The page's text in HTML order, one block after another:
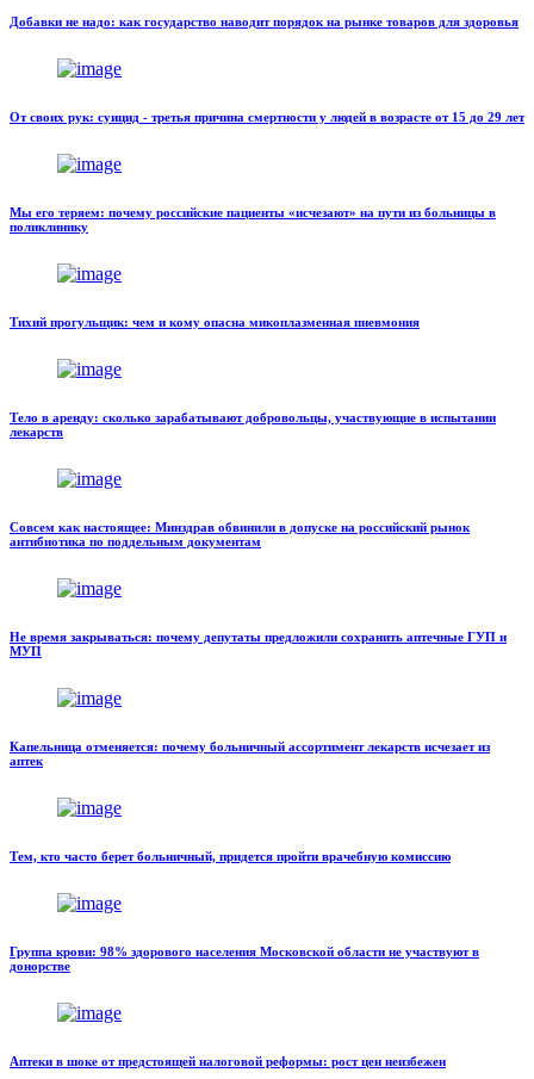
Добавки не надо: как государство наводит порядок на рынке товаров для здоровья
От своих рук: суицид - третья причина смертности у людей в возрасте от 15 до 29 лет
Мы его теряем: почему российские пациенты «исчезают» на пути из больницы в
поликлинику
Тихий прогульщик: чем и кому опасна микоплазменная пневмония
Тело в аренду: сколько зарабатывают добровольцы, участвующие в испытании
лекарств
Совсем как настоящее: Минздрав обвинили в допуске на российский рынок
антибиотика по поддельным документам
Не время закрываться: почему депутаты предложили сохранить аптечные ГУП и
МУП
Капельница отменяется: почему больничный ассортимент лекарств исчезает из
аптек
Тем, кто часто берет больничный, придется пройти врачебную комиссию
Группа крови: 98% здорового населения Московской области не участвуют в
донорстве
Аптеки в шоке от предстоящей налоговой реформы: рост цен неизбежен